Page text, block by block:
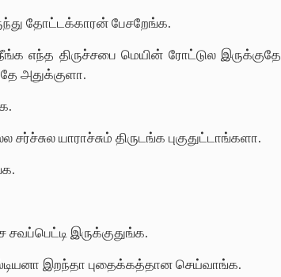
தோட்டக்காரன் பேசறேங்க.
எந்த திருச்சபை மெயின் ரோட்டுல இருக்குதே
அதுக்குளா.
யாராச்சும் திருடங்க புகுதுட்டாங்களா.
இருக்குதுங்க.
இறந்தா புதைக்கத்தான செய்வாங்க.